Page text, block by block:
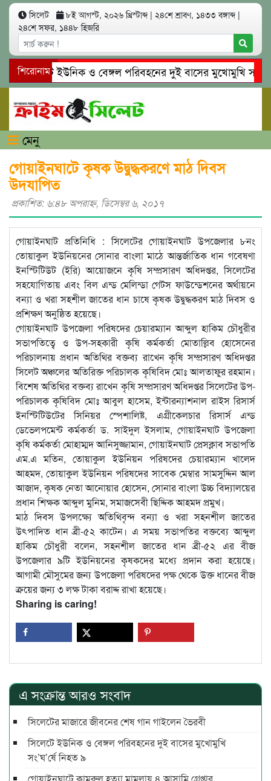
সিলেট ৮ই আগস্ট, ২০২৬ খ্রিস্টাব্দ | ২৪শে শ্রাবণ, ১৪৩৩ বঙ্গাব্দ |
২৪শে সফর, ১৪৪৮ হিজরি
শিরোনাম
সিলেটে ইউনিক ও বেঙ্গল পরিবহনের দুই বাসের মুখোমুখি
গোয়াইনঘাটে প্রেমের ফাঁদে তরুণী পাচার: মাদকাসক্ত রিমালকে
মেনু
গোয়াইনঘাটে কৃষক উদ্বুদ্ধকরণে মাঠ দিবস
উদযাপিত
প্রকাশিত: ৬:৪৮ অপরাহ্ণ, ডিসেম্বর ৬, ২০১৭
গোয়াইনঘাট প্রতিনিধি : সিলেটের গোয়াইনঘাট উপজেলার ৮নং
তোয়াকুল ইউনিয়নের সোনার বাংলা মাঠে আন্তর্জাতিক ধান গবেষণা
ইনস্টিটিউট (ইরি) আয়োজনে কৃষি সম্প্রসারণ অধিদপ্তর, সিলেটের
সহযোগিতায় এবং বিল এন্ড মেলিন্ডা গেটস ফাউন্ডেশনের অর্থায়নে
বন্যা ও খরা সহশীল জাতের ধান চাষে কৃষক উদ্বুদ্ধকরণ মাঠ দিবস ও
প্রশিক্ষণ অনুষ্ঠিত হয়েছে।
গোয়াইনঘাট উপজেলা পরিষদের চেয়ারম্যান আব্দুল হাকিম চৌধুরীর
সভাপতিত্বে ও উপ-সহকারী কৃষি কর্মকর্তা মোতাল্লিব হোসেনের
পরিচালনায় প্রধান অতিথির বক্তব্য রাখেন কৃষি সম্প্রসারণ অধিদপ্তর
সিলেট অঞ্চলের অতিরিক্ত পরিচালক কৃষিবিদ মোঃ আলতাফুর রহমান।
বিশেষ অতিথির বক্তব্য রাখেন কৃষি সম্প্রসারণ অধিদপ্তর সিলেটের উপ-
পরিচালক কৃষিবিদ মোঃ আবুল হাসেম, ইন্টারন্যাশনাল রাইস রিসার্স
ইনস্টিটিউটের সিনিয়র স্পেশালিষ্ট, এগ্রীকেলচার রিসার্স এন্ড
ডেভেলপমেন্ট কর্মকর্তা ড. সাইদুল ইসলাম, গোয়াইনঘাট উপজেলা
কৃষি কর্মকর্তা মোহাম্মদ আনিসুজ্জামান, গোয়াইনঘাট প্রেসক্লাব সভাপতি
এম.এ মতিন, তোয়াকুল ইউনিয়ন পরিষদের চেয়ারম্যান খালেদ
আহমদ, তোয়াকুল ইউনিয়ন পরিষদের সাবেক মেম্বার সামসুদ্দিন আল
আজাদ, কৃষক নেতা আনোয়ার হোসেন, সোনার বাংলা উচ্চ বিদ্যালয়ের
প্রধান শিক্ষক আব্দুল মুনিম, সমাজসেবী ছিদ্দিক আহমদ প্রমুখ।
মাঠ দিবস উপলক্ষ্যে অতিথিবৃন্দ বন্যা ও খরা সহনশীল জাতের
উৎপাদিত ধান ব্রী-৫২ কাটেন। এ সময় সভাপতির বক্তব্যে আব্দুল
হাকিম চৌধুরী বলেন, সহনশীল জাতের ধান ব্রী-৫২ এর বীজ
উপজেলার ৯টি ইউনিয়নের কৃষকদের মধ্যে প্রদান করা হয়েছে।
আগামী মৌসুমের জন্য উপজেলা পরিষদের পক্ষ থেকে উক্ত ধানের বীজ
ক্রয়ের জন্য ৩ লক্ষ টাকা বরাদ্দ রাখা হয়েছে।
Sharing is caring!
এ সংক্রান্ত আরও সংবাদ
সিলেটের মাজারে জীবনের শেষ গান গাইলেন ভৈরবী
সিলেটে ইউনিক ও বেঙ্গল পরিবহনের দুই বাসের মুখোমুখি
সং’ঘ’র্ষে নিহত ৯